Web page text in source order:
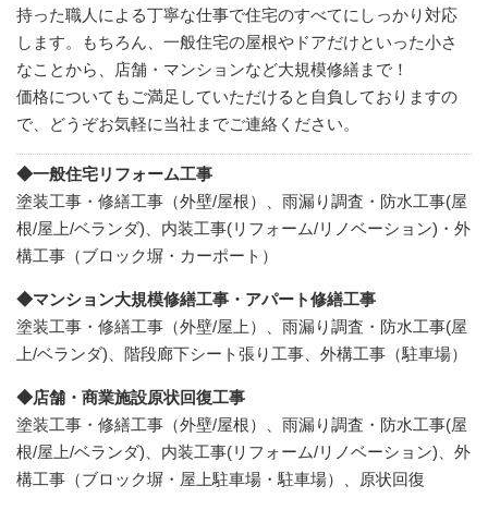
持った職人による丁寧な仕事で住宅のすべてにしっかり対応
します。もちろん、一般住宅の屋根やドアだけといった小さ
なことから、店舗・マンションなど大規模修繕まで！
価格についてもご満足していただけると自負しておりますの
で、どうぞお気軽に当社までご連絡ください。
◆一般住宅リフォーム工事
塗装工事・修繕工事（外壁/屋根）、雨漏り調査・防水工事(屋
根/屋上/ベランダ)、内装工事(リフォーム/リノベーション)・外
構工事（ブロック塀・カーポート）
◆マンション大規模修繕工事・アパート修繕工事
塗装工事・修繕工事（外壁/屋上）、雨漏り調査・防水工事(屋
上/ベランダ)、階段廊下シート張り工事、外構工事（駐車場）
◆店舗・商業施設原状回復工事
塗装工事・修繕工事（外壁/屋根）、雨漏り調査・防水工事(屋
根/屋上/ベランダ)、内装工事(リフォーム/リノベーション)、外
構工事（ブロック塀・屋上駐車場・駐車場）、原状回復